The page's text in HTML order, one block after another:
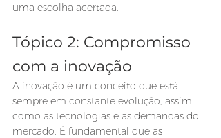
uma escolha acertada.
Tópico 2: Compromisso
com a inovação
A inovação é um conceito que está
sempre em constante evolução, assim
como as tecnologias e as demandas do
mercado. É fundamental que as